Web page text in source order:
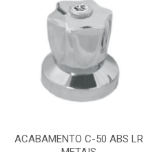
ACABAMENTO C-50 ABS LR